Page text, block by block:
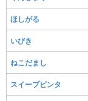
ほしがる
いびき
ねこだまし
スイープビンタ